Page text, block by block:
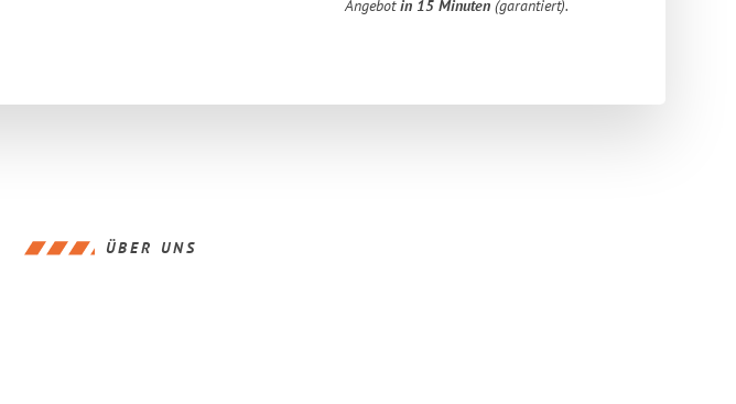
Angebotin 15 Minuten (garantiert).
ÜBER UNS